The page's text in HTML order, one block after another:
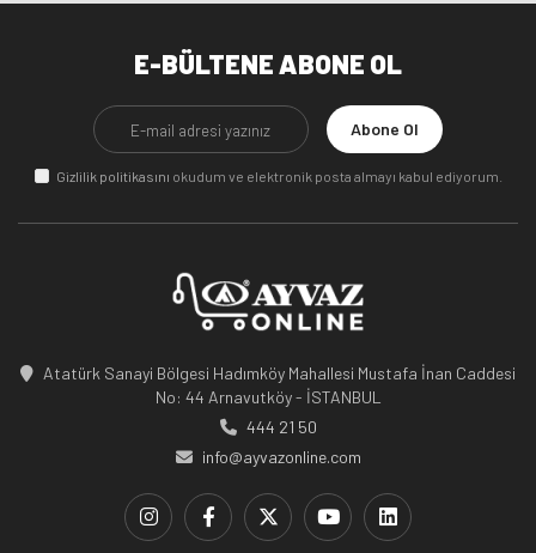
E-BÜLTENE ABONE OL
Abone Ol
Gizlilik politikasını okudum ve elektronik posta almayı kabul ediyorum.
Atatürk Sanayi Bölgesi Hadımköy Mahallesi Mustafa İnan Caddesi
No: 44 Arnavutköy - İSTANBUL
444 21 50
info@ayvazonline.com